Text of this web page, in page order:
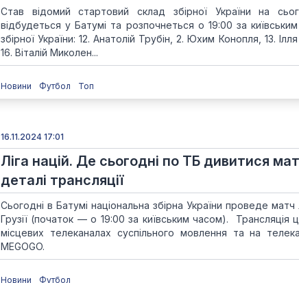
Став відомий стартовий склад збірної України на
відбудеться у Батумі та розпочнеться о 19:00 за
збірної України: 12. Анатолій Трубін, 2. Юхим Конопля, 13.
16. Віталій Миколен...
Новини Футбол Топ
16.11.2024 17:01
Ліга націй. Де сьогодні по ТБ дивитися
деталі трансляції
Сьогодні в Батумі національна збірна України проведе
Грузії (початок — о 19:00 за київським часом).
місцевих телеканалах суспільного мовлення та на
MEGOGO.
Новини Футбол